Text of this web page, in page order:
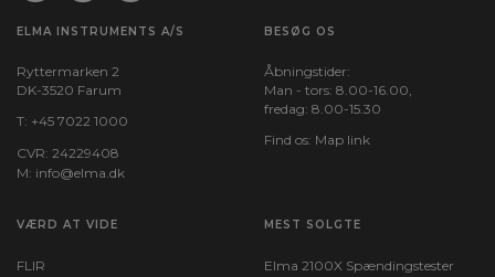
ELMA INSTRUMENTS A/S
Ryttermarken 2
DK-3520 Farum
T: +45 7022 1000
CVR: 24229408
M: info@elma.dk
BESØG OS
Åbningstider:
Man - tors: 8.00-16.00,
fredag: 8.00-15.30
Find os: Map link
VÆRD AT VIDE
FLIR
MEST SOLGTE
Elma 2100X Spændingstester